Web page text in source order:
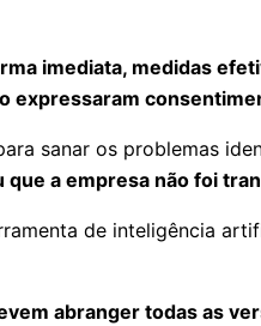
imediata, medidas
expressaram
sanar os problemas
a empresa não foi
de inteligência
abranger todas as